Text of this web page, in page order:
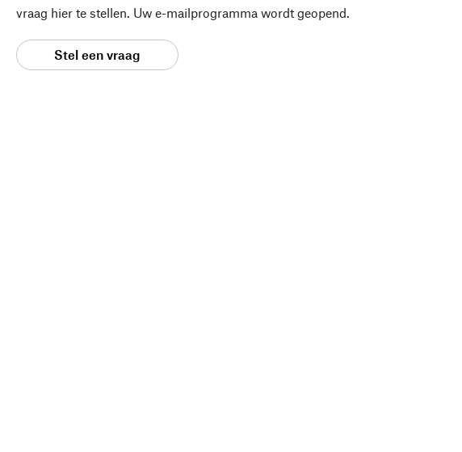
vraag hier te stellen. Uw e-mailprogramma wordt geopend.
Stel een vraag